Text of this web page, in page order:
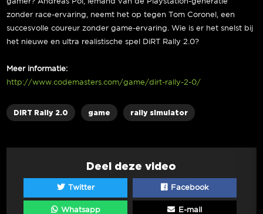
gamer? Andreas Pol, iemand van de Playstation-generatie
zonder race-ervaring, neemt het op tegen Tom Coronel, een
succesvolle coureur zonder game-ervaring. Wie is er het snelst bij
het nieuwe en ultra realistische spel DiRT Rally 2.0?
Meer informatie:
http://www.codemasters.com/game/dirt-rally-2-0/
DiRT Rally 2.0 game rally simulator
Deel deze video
Twitter Facebook
Whatsapp E-mail